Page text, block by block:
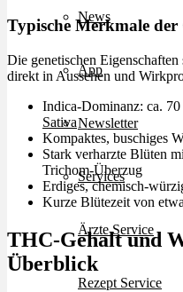
News
App
Newsletter
Services
Ärzte Service
Rezept Service
Typische Merkmale der
Die genetischen Eigenschaften
direkt in Aussehen und
Indica-Dominanz: ca.
Sativa
Kompaktes, buschiges
Stark verharzte Blüten
Trichom-Überzug
Erdiges, chemisch-
Kurze Blütezeit von
THC-Gehalt und
Überblick